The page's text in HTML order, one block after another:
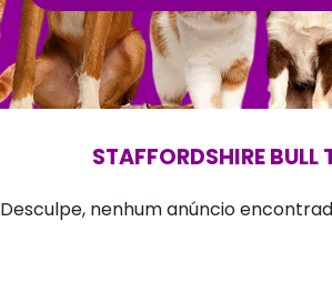
STAFFORDSHIRE BULL
Desculpe, nenhum anúncio